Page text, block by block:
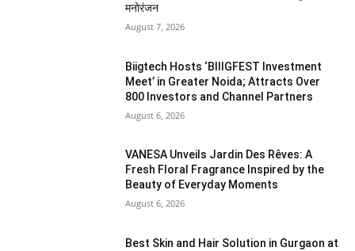
मनोरंजन
August 7, 2026
Biigtech Hosts ‘BIIIGFEST Investment
Meet’ in Greater Noida; Attracts Over
800 Investors and Channel Partners
August 6, 2026
VANESA Unveils Jardin Des Rêves: A
Fresh Floral Fragrance Inspired by the
Beauty of Everyday Moments
August 6, 2026
Best Skin and Hair Solution in Gurgaon at